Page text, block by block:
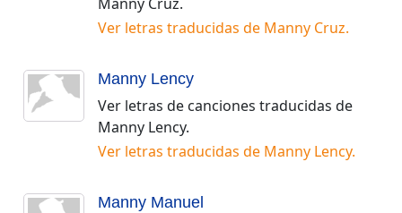
Ver letras traducidas de Manny Cruz.
Manny Lency
Ver letras de canciones traducidas de
Manny Lency.
Ver letras traducidas de Manny Lency.
Manny Manuel